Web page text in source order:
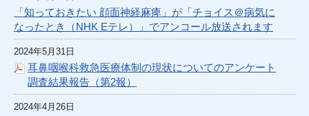
「知っておきたい 顔面神経麻痺」が「チョイス＠病気に
なったとき（NHK Eテレ）」でアンコール放送されます
2024年5月31日
耳鼻咽喉科救急医療体制の現状についてのアンケート
調査結果報告（第2報）
2024年4月26日